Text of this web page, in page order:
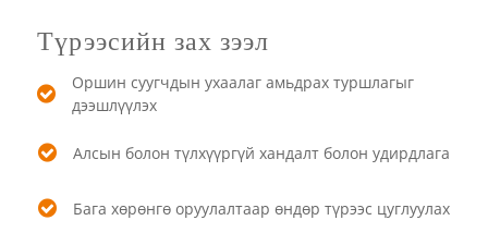
Түрээсийн зах зээл
Оршин суугчдын ухаалаг амьдрах туршлагыг
дээшлүүлэх
Алсын болон түлхүүргүй хандалт болон удирдлага
Бага хөрөнгө оруулалтаар өндөр түрээс цуглуулах